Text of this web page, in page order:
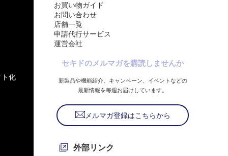
お買い物ガイド
お問い合わせ
店舗一覧
申請代行サービス
運営会社
セキドのメルマガを購読しませんか
新製品や機能紹介、キャンペーン、イベントなどの
最新情報を毎週お届けしています。
メルマガ登録はこちらから
外部リンク